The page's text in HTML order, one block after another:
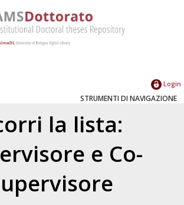
Login
STRUMENTI DI NAVIGAZIONE
la lista:
e Co-